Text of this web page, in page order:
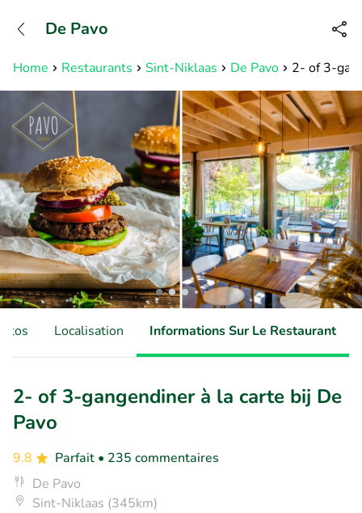
Disponible jusqu'à 23:00 heures
Home Restaurants Sint-Niklaas De Pavo 2- of 3-
De Pavo
Localisation Informations Sur Le Restaurant
2- of 3-gangendiner à la carte bij De
Pavo
9.8 Parfait • 235 commentaires
De Pavo
Sint-Niklaas (345km)